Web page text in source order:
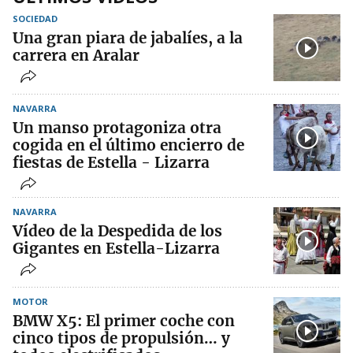
SOCIEDAD
Una gran piara de jabalíes, a la
carrera en Aralar
NAVARRA
Un manso protagoniza otra
cogida en el último encierro de
fiestas de Estella - Lizarra
NAVARRA
Vídeo de la Despedida de los
Gigantes en Estella-Lizarra
MOTOR
BMW X5: El primer coche con
cinco tipos de propulsión… y